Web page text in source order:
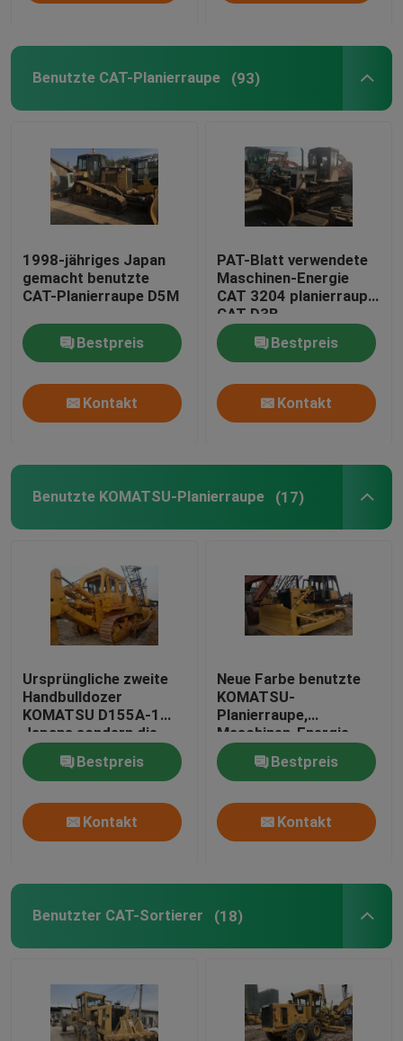
zweite Handkräne
Benutzte CAT-Planierraupe (93)
1998-jähriges Japan
gemacht benutzte
CAT-Planierraupe D5M
Bestpreis
Kontakt
PAT-Blatt verwendete
Maschinen-Energie
CAT 3204 planierraupe
CAT D3B
Minimaschinen-65HP
Bestpreis
Kontakt
Benutzte KOMATSU-Planierraupe (17)
Ursprüngliche zweite
Handbulldozer
KOMATSU D155A-1
Japans sondern die
1990-jährige
Trennmaschine aus
Bestpreis
Kontakt
Neue Farbe benutzte
KOMATSU-
Planierraupe,
Maschinen-Energie
Bulldozer-KOMATSU
D85A-21 228hp
Bestpreis
Kontakt
Benutzter CAT-Sortierer (18)